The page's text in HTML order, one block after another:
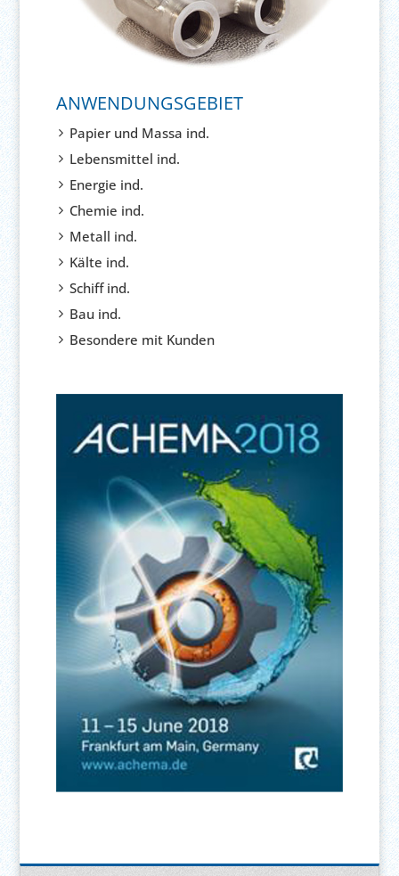
ANWENDUNGSGEBIET
Papier und Massa ind.
Lebensmittel ind.
Energie ind.
Chemie ind.
Metall ind.
Kälte ind.
Schiff ind.
Bau ind.
Besondere mit Kunden